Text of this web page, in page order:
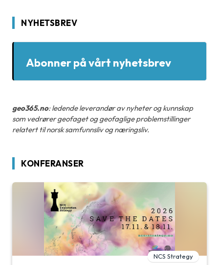
NYHETSBREV
Abonner på vårt nyhetsbrev
geo365.no: ledende leverandør av nyheter og kunnskap
som vedrører geofaget og geofaglige problemstillinger
relatert til norsk samfunnsliv og næringsliv.
KONFERANSER
NCS Strategy